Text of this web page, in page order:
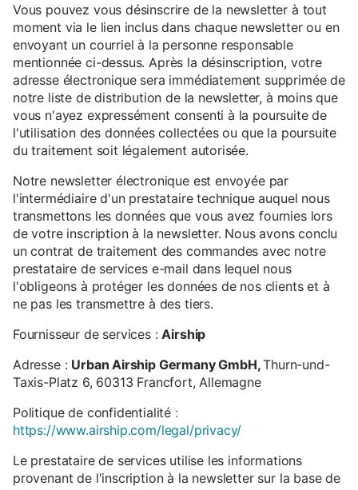
Vous pouvez vous désinscrire de la newsletter à tout
moment via le lien inclus dans chaque newsletter ou en
envoyant un courriel à la personne responsable
mentionnée ci-dessus. Après la désinscription, votre
adresse électronique sera immédiatement supprimée de
notre liste de distribution de la newsletter, à moins que
vous n'ayez expressément consenti à la poursuite de
l'utilisation des données collectées ou que la poursuite
du traitement soit légalement autorisée.
Notre newsletter électronique est envoyée par
l'intermédiaire d'un prestataire technique auquel nous
transmettons les données que vous avez fournies lors
de votre inscription à la newsletter. Nous avons conclu
un contrat de traitement des commandes avec notre
prestataire de services e-mail dans lequel nous
l'obligeons à protéger les données de nos clients et à
ne pas les transmettre à des tiers.
Fournisseur de services :Airship
Adresse : Urban Airship Germany GmbH,Thurn-und-
Taxis-Platz 6, 60313 Francfort, Allemagne
Politique de confidentialité :
https://www.airship.com/legal/privacy/
Le prestataire de services utilise les informations
provenant de l'inscription à la newsletter sur la base de